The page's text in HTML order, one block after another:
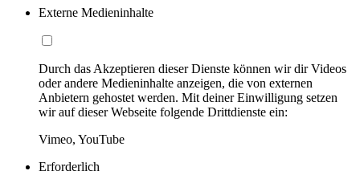
Externe Medieninhalte
Durch das Akzeptieren dieser Dienste können wir dir Videos
oder andere Medieninhalte anzeigen, die von externen
Anbietern gehostet werden. Mit deiner Einwilligung setzen
wir auf dieser Webseite folgende Drittdienste ein:
Vimeo, YouTube
Erforderlich